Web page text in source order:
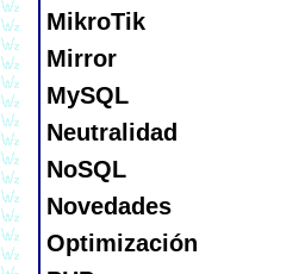
MikroTik
Mirror
MySQL
Neutralidad
NoSQL
Novedades
Optimización